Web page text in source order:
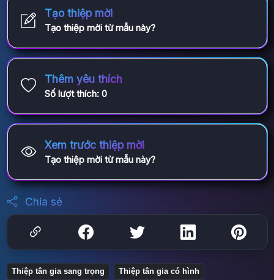
Tạo thiệp mời
Tạo thiệp mời từ mẫu này?
Thêm yêu thích
Số lượt thích: 0
Xem trước thiệp mời
Tạo thiệp mời từ mẫu này?
Chia sẻ
Thiệp tân gia sang trọng Thiệp tân gia có hình